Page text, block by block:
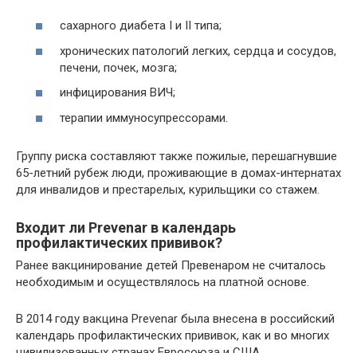
сахарного диабета I и II типа;
хронических патологий легких, сердца и сосудов,
печени, почек, мозга;
инфицирования ВИЧ;
терапии иммуносупрессорами.
Группу риска составляют также пожилые, перешагнувшие
65-летний рубеж люди, проживающие в домах-интернатах
для инвалидов и престарелых, курильщики со стажем.
Входит ли Prevenar в календарь
профилактических прививок?
Ранее вакцинирование детей Превенаром не считалось
необходимым и осуществлялось на платной основе.
В 2014 году вакцина Prevenar была внесена в российский
календарь профилактических прививок, как и во многих